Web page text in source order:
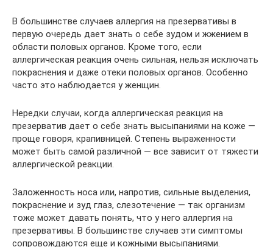
В большинстве случаев аллергия на презервативы в
первую очередь дает знать о себе зудом и жжением в
области половых органов. Кроме того, если
аллергическая реакция очень сильная, нельзя исключать
покраснения и даже отеки половых органов. Особенно
часто это наблюдается у женщин.
Нередки случаи, когда аллергическая реакция на
презерватив дает о себе знать высыпаниями на коже —
проще говоря, крапивницей. Степень выраженности
может быть самой различной — все зависит от тяжести
аллергической реакции.
Заложенность носа или, напротив, сильные выделения,
покраснение и зуд глаз, слезотечение — так организм
тоже может давать понять, что у него аллергия на
презервативы. В большинстве случаев эти симптомы
сопровождаются еще и кожными высыпаниями.